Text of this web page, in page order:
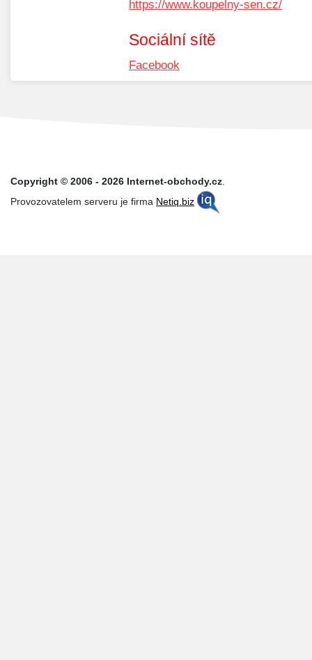
https://www.koupelny-sen.cz/
Sociální sítě
Facebook
Copyright © 2006 - 2026 Internet-obchody.cz.
Provozovatelem serveru je firma Netiq.biz